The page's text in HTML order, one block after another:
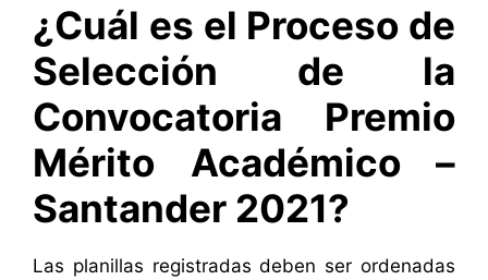
¿Cuál es el Proceso de
Selección de la
Convocatoria Premio
Mérito Académico –
Santander 2021?
Las planillas registradas deben ser ordenadas